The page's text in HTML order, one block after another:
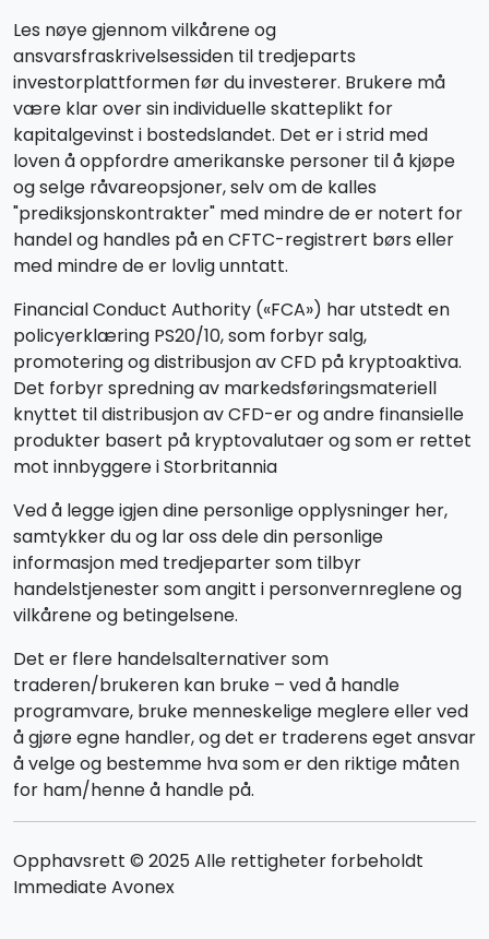
Les nøye gjennom vilkårene og
ansvarsfraskrivelsessiden til tredjeparts
investorplattformen før du investerer. Brukere må
være klar over sin individuelle skatteplikt for
kapitalgevinst i bostedslandet. Det er i strid med
loven å oppfordre amerikanske personer til å kjøpe
og selge råvareopsjoner, selv om de kalles
"prediksjonskontrakter" med mindre de er notert for
handel og handles på en CFTC-registrert børs eller
med mindre de er lovlig unntatt.
Financial Conduct Authority («FCA») har utstedt en
policyerklæring PS20/10, som forbyr salg,
promotering og distribusjon av CFD på kryptoaktiva.
Det forbyr spredning av markedsføringsmateriell
knyttet til distribusjon av CFD-er og andre finansielle
produkter basert på kryptovalutaer og som er rettet
mot innbyggere i Storbritannia
Ved å legge igjen dine personlige opplysninger her,
samtykker du og lar oss dele din personlige
informasjon med tredjeparter som tilbyr
handelstjenester som angitt i personvernreglene og
vilkårene og betingelsene.
Det er flere handelsalternativer som
traderen/brukeren kan bruke – ved å handle
programvare, bruke menneskelige meglere eller ved
å gjøre egne handler, og det er traderens eget ansvar
å velge og bestemme hva som er den riktige måten
for ham/henne å handle på.
Opphavsrett © 2025 Alle rettigheter forbeholdt
Immediate Avonex